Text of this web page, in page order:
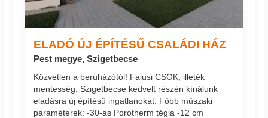
ELADÓ ÚJ ÉPÍTÉSŰ CSALÁDI HÁZ
Pest megye, Szigetbecse
Közvetlen a beruházótól! Falusi CSOK, illeték
mentesség. Szigetbecse kedvelt részén kínálunk
eladásra új építésű ingatlanokat. Főbb műszaki
paraméterek: -30-as Porotherm tégla -12 cm